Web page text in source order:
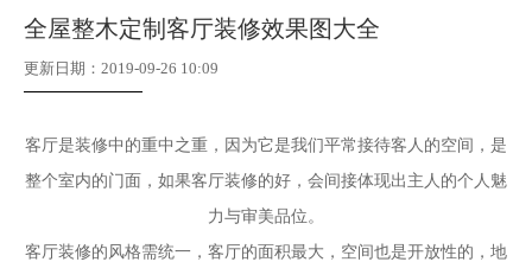
全屋整木定制客厅装修效果图大全
更新日期：2019-09-26 10:09
客厅是装修中的重中之重，因为它是我们平常接待客人的空间，是
整个室内的门面，如果客厅装修的好，会间接体现出主人的个人魅
力与审美品位。
客厅装修的风格需统一，客厅的面积最大，空间也是开放性的，地